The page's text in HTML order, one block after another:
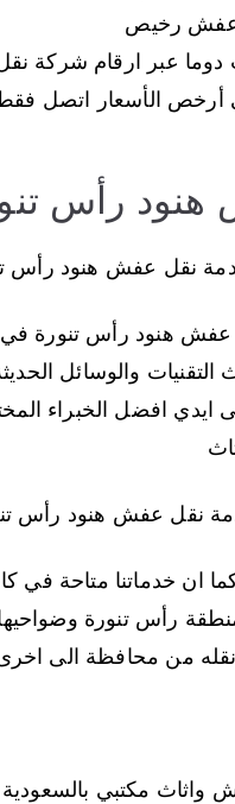
عفش رخيص
دوما عبر ارقام شركة
الأسعار اتصل
رأس
نقل عفش هنود رأس
هنود رأس تنورة في
والوسائل
ايدي افضل الخبراء
نقل عفش هنود رأس
ان خدماتنا متاحة في
رأس تنورة
من محافظة الى
مكتبي بالسعودية